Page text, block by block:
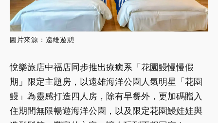
圖片來源：遠雄遊憩
悅樂旅店中福店同步推出療癒系「花園鰻慢慢假
期」限定主題房，以遠雄海洋公園人氣明星「花園
鰻」為靈感打造四人房，除有早餐外，更加碼贈入
住期間無限暢遊海洋公園，以及限定花園鰻娃娃與